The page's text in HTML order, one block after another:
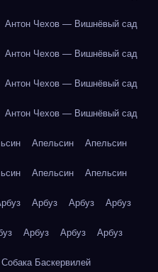
Антон Чехов — Вишнёвый сад
Антон Чехов — Вишнёвый сад
Антон Чехов — Вишнёвый сад
Антон Чехов — Вишнёвый сад
Апельсин Апельсин
Апельсин Апельсин
Арбуз Арбуз Арбуз
Арбуз Арбуз Арбуз
Баскервилей